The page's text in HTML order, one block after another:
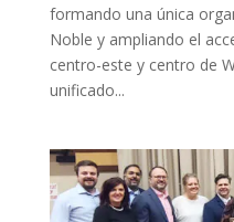
formando una única
Noble y ampliando el
centro-este y centro de
unificado...